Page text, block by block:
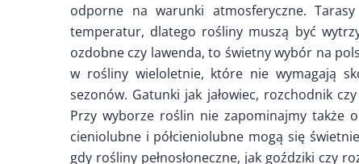
odporne na warunki atmosferyczne.
temperatur, dlatego rośliny muszą być
ozdobne czy lawenda, to świetny wybór na
w rośliny wieloletnie, które nie wymagają
sezonów. Gatunki jak jałowiec, rozchodnik
Przy wyborze roślin nie zapominajmy także
cieniolubne i półcieniolubne mogą się
gdy rośliny pełnosłoneczne, jak goździki czy